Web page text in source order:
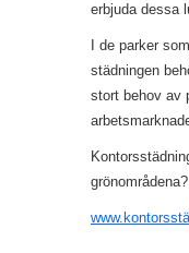
erbjuda dessa
I de parker
städningen
stort behov av